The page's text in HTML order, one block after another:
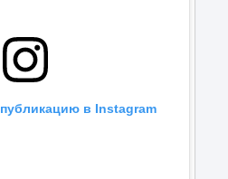
в Instagram